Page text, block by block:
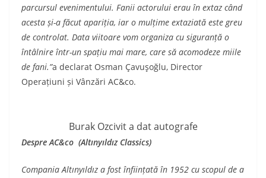
parcursul evenimentului. Fanii actorului erau în extaz când
acesta și-a făcut apariția, iar o mulțime extaziată este greu
de controlat. Data viitoare vom organiza cu siguranță o
întâlnire într-un spațiu mai mare, care să acomodeze miile
de fani.”a declarat Osman Çavuşoğlu, Director
Operațiuni și Vânzări AC&co.
Burak Ozcivit a dat autografe
Despre AC&co (Altınyıldız Classics)
Compania Altınyıldız a fost înființată în 1952 cu scopul de a